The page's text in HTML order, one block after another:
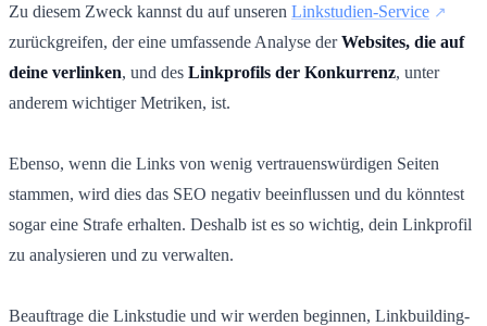
Zu diesem Zweck kannst du auf unseren Linkstudien-Service
zurückgreifen, der eine umfassende Analyse derWebsites, die auf
deine verlinken, und des Linkprofils der Konkurrenz, unter
anderem wichtiger Metriken, ist.
Ebenso, wenn die Links von wenig vertrauenswürdigen Seiten
stammen, wird dies das SEO negativ beeinflussen und du könntest
sogar eine Strafe erhalten. Deshalb ist es so wichtig, dein Linkprofil
zu analysieren und zu verwalten.
Beauftrage die Linkstudie und wir werden beginnen, Linkbuilding-